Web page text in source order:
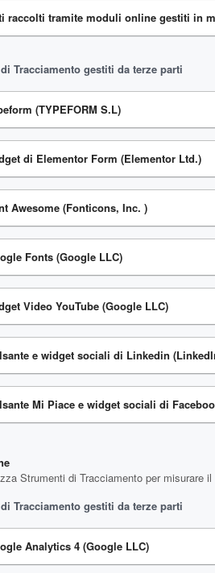
raccolti tramite moduli online gestiti in
Tracciamento gestiti da terze parti
(TYPEFORM S.L)
di Elementor Form (Elementor Ltd.)
Awesome (Fonticons, Inc. )
Fonts (Google LLC)
Video YouTube (Google LLC)
e widget sociali di Linkedin
Mi Piace e widget sociali di
Strumenti di Tracciamento per misurare
Tracciamento gestiti da terze parti
Analytics 4 (Google LLC)